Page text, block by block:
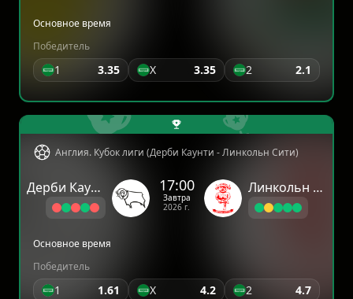
Основное время
Победитель
1 3.35 X 3.35 2 2.1
Англия. Кубок лиги (Дерби Каунти - Линкольн Сити)
Дерби Каунти 17:00
Завтра
2026 г.
Линкольн Сити
Основное время
Победитель
1 1.61 X 4.2 2 4.7